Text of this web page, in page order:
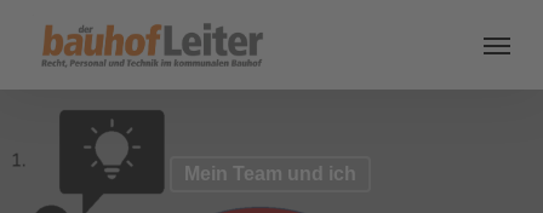
Mein Team und ich